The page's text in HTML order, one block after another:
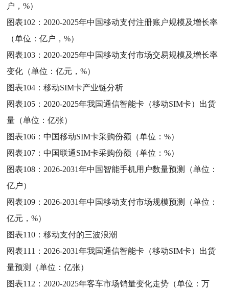
户，%）
图表102： 2020-2025年中国移动支付注册账户规模及增长率
（单位：亿户，%）
图表103： 2020-2025年中国移动支付市场交易规模及增长率
变化（单位：亿元，%）
图表104：移动SIM卡产业链分析
图表105： 2020-2025年我国通信智能卡（移动SIM卡）出货
量（单位：亿张）
图表106：中国移动SIM卡采购份额（单位：%）
图表107：中国联通SIM卡采购份额（单位：%）
图表108： 2026-2031年中国智能手机用户数量预测（单位：
亿户）
图表109： 2026-2031年中国移动支付市场规模预测（单位：
亿元，%）
图表110：移动支付的三波浪潮
图表111： 2026-2031年我国通信智能卡（移动SIM卡）出货
量预测（单位：亿张）
图表112： 2020-2025年客车市场销量变化走势（单位：万